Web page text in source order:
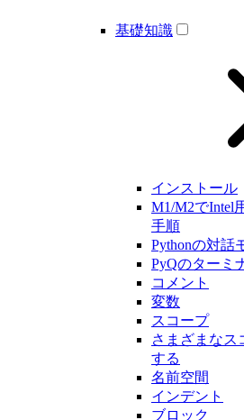
基礎知識
インストール
M1/M2でIntel
手順
Pythonの対話
PyQのターミ
コメント
変数
スコープ
さまざまなス
する
名前空間
インデント
ブロック